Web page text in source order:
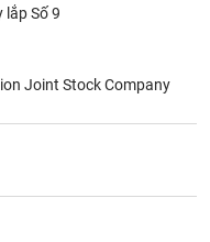
lắp Số 9
Joint Stock Company